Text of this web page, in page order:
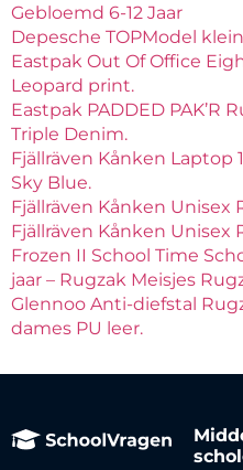
Gebloemd 6-12 Jaar
Depesche TOPModel
Eastpak Out Of Office
Leopard print.
Eastpak PADDED PAK’R
Triple Denim.
Fjällräven Kånken Laptop
Sky Blue.
Fjällräven Kånken Unisex
Fjällräven Kånken Unisex
Frozen II School Time
jaar – Rugzak Meisjes
Glennoo Anti-diefstal
dames PU leer.